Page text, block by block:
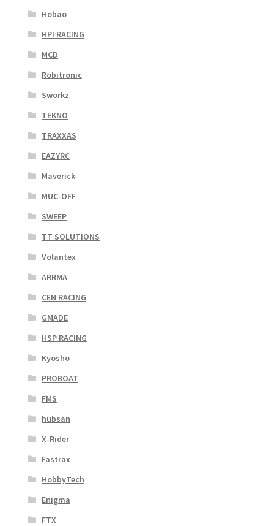
Hobao
HPI RACING
MCD
Robitronic
Sworkz
TEKNO
TRAXXAS
EAZYRC
Maverick
MUC-OFF
SWEEP
TT SOLUTIONS
Volantex
ARRMA
CEN RACING
GMADE
HSP RACING
Kyosho
PROBOAT
FMS
hubsan
X-Rider
Fastrax
HobbyTech
Enigma
FTX